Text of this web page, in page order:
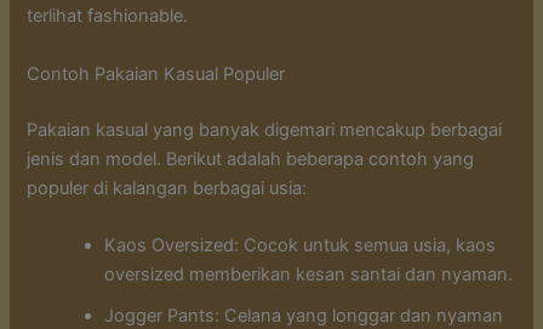
terlihat fashionable.
Contoh Pakaian Kasual Populer
Pakaian kasual yang banyak digemari mencakup berbagai
jenis dan model. Berikut adalah beberapa contoh yang
populer di kalangan berbagai usia:
Kaos Oversized: Cocok untuk semua usia, kaos
oversized memberikan kesan santai dan nyaman.
Jogger Pants: Celana yang longgar dan nyaman